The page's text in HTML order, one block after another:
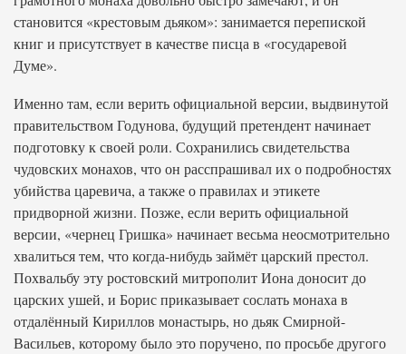
становится «крестовым дьяком»: занимается перепиской
книг и присутствует в качестве писца в «государевой
Думе».
Именно там, если верить официальной версии, выдвинутой
правительством Годунова, будущий претендент начинает
подготовку к своей роли. Сохранились свидетельства
чудовских монахов, что он расспрашивал их о подробностях
убийства царевича, а также о правилах и этикете
придворной жизни. Позже, если верить официальной
версии, «чернец Гришка» начинает весьма неосмотрительно
хвалиться тем, что когда-нибудь займёт царский престол.
Похвальбу эту ростовский митрополит Иона доносит до
царских ушей, и Борис приказывает сослать монаха в
отдалённый Кириллов монастырь, но дьяк Смирной-
Васильев, которому было это поручено, по просьбе другого